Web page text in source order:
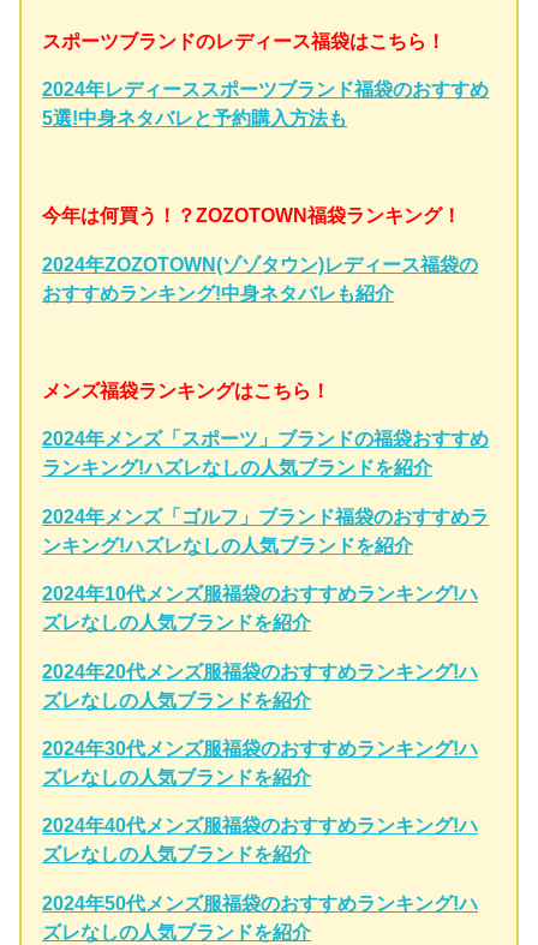
スポーツブランドのレディース福袋はこちら！
2024年レディーススポーツブランド福袋のおすすめ
5選!中身ネタバレと予約購入方法も
今年は何買う！？ZOZOTOWN福袋ランキング！
2024年ZOZOTOWN(ゾゾタウン)レディース福袋の
おすすめランキング!中身ネタバレも紹介
メンズ福袋ランキングはこちら！
2024年メンズ「スポーツ」ブランドの福袋おすすめ
ランキング!ハズレなしの人気ブランドを紹介
2024年メンズ「ゴルフ」ブランド福袋のおすすめラ
ンキング!ハズレなしの人気ブランドを紹介
2024年10代メンズ服福袋のおすすめランキング!ハ
ズレなしの人気ブランドを紹介
2024年20代メンズ服福袋のおすすめランキング!ハ
ズレなしの人気ブランドを紹介
2024年30代メンズ服福袋のおすすめランキング!ハ
ズレなしの人気ブランドを紹介
2024年40代メンズ服福袋のおすすめランキング!ハ
ズレなしの人気ブランドを紹介
2024年50代メンズ服福袋のおすすめランキング!ハ
ズレなしの人気ブランドを紹介